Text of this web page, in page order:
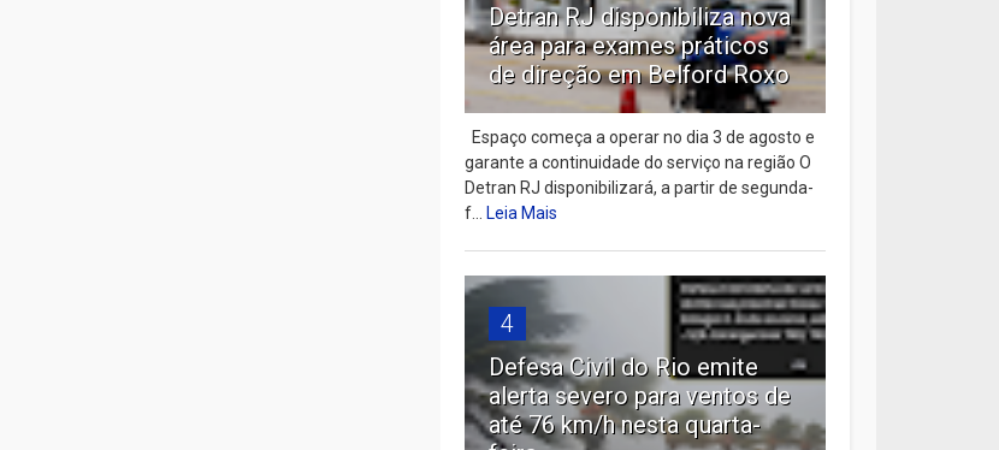
Detran RJ disponibiliza nova
área para exames práticos
de direção em Belford Roxo
Espaço começa a operar no dia 3 de agosto e
garante a continuidade do serviço na região O
Detran RJ disponibilizará, a partir de segunda-
f...Leia Mais
4
Defesa Civil do Rio emite
alerta severo para ventos de
até 76 km/h nesta quarta-